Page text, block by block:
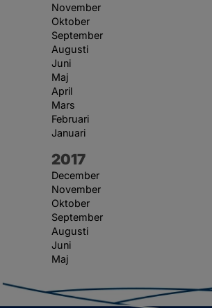
November
Oktober
September
Augusti
Juni
Maj
April
Mars
Februari
Januari
År:
2017
December
November
Oktober
September
Augusti
Juni
Maj